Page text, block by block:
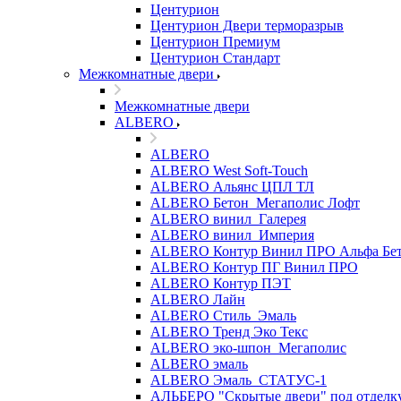
Центурион
Центурион Двери терморазрыв
Центурион Премиум
Центурион Стандарт
Межкомнатные двери
Межкомнатные двери
ALBERO
ALBERO
ALBERO West Soft-Touch
ALBERO Альянс ЦПЛ ТЛ
ALBERO Бетон_Мегаполис Лофт
ALBERO винил_Галерея
ALBERO винил_Империя
ALBERO Контур Винил ПРО Альфа
ALBERO Контур ПГ Винил ПРО
ALBERO Контур ПЭТ
ALBERO Лайн
ALBERO Стиль_Эмаль
ALBERO Тренд Эко Текс
ALBERO эко-шпон_Мегаполис
ALBERO эмаль
ALBERO Эмаль_СТАТУС-1
АЛЬБЕРО "Скрытые двери" под